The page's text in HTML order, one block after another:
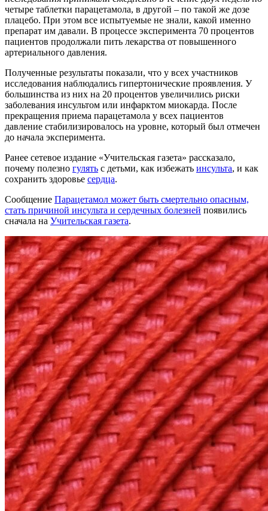
четыре таблетки парацетамола, в другой – по такой же дозе
плацебо. При этом все испытуемые не знали, какой именно
препарат им давали. В процессе эксперимента 70 процентов
пациентов продолжали пить лекарства от повышенного
артериального давления.
Полученные результаты показали, что у всех участников
исследования наблюдались гипертонические проявления. У
большинства из них на 20 процентов увеличились риски
заболевания инсультом или инфарктом миокарда. После
прекращения приема парацетамола у всех пациентов
давление стабилизировалось на уровне, который был отмечен
до начала эксперимента.
Ранее сетевое издание «Учительская газета» рассказало,
почему полезно гулять с детьми, как избежать инсульта, и как
сохранить здоровье сердца.
Сообщение Парацетамол может быть смертельно опасным,
стать причиной инсульта и сердечных болезней появились
сначала на Учительская газета.